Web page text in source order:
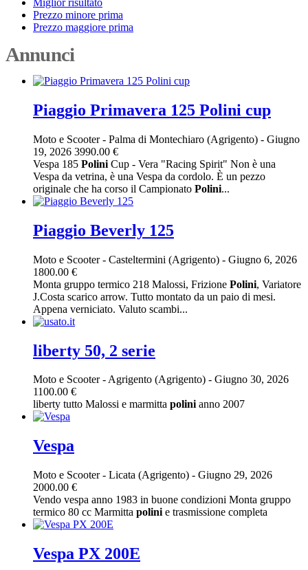
Miglior risultato
Prezzo minore prima
Prezzo maggiore prima
Annunci
Piaggio Primavera 125 Polini cup
Moto e Scooter- Palma di Montechiaro (Agrigento) - Giugno
19, 2026 3990.00 €
Vespa 185 Polini Cup - Vera "Racing Spirit" Non è una
Vespa da vetrina, è una Vespa da cordolo. È un pezzo
originale che ha corso il Campionato Polini...
Piaggio Beverly 125
Moto e Scooter- Casteltermini (Agrigento) - Giugno 6, 2026
1800.00 €
Monta gruppo termico 218 Malossi, Frizione Polini, Variatore
J.Costa scarico arrow. Tutto montato da un paio di mesi.
Appena verniciato. Valuto scambi...
liberty 50, 2 serie
Moto e Scooter-Agrigento (Agrigento) - Giugno 30, 2026
1100.00 €
liberty tutto Malossi e marmitta polinianno 2007
Vespa
Moto e Scooter- Licata (Agrigento) - Giugno 29, 2026
2000.00 €
Vendo vespa anno 1983 in buone condizioni Monta gruppo
termico 80 cc Marmitta polini e trasmissione completa
Vespa PX 200E